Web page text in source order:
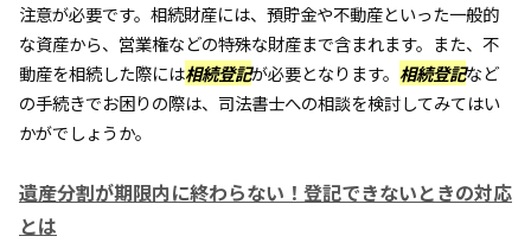
注意が必要です。相続財産には、預貯金や不動産といった一般的
な資産から、営業権などの特殊な財産まで含まれます。また、不
動産を相続した際には相続登記が必要となります。 相続登記など
の手続きでお困りの際は、司法書士への相談を検討してみてはい
かがでしょうか。
遺産分割が期限内に終わらない！登記できないときの対応
とは